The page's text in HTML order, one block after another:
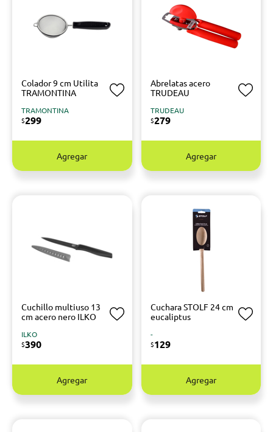
Colador 9 cm Utilita
TRAMONTINA
TRAMONTINA
$299
Agregar
Abrelatas acero
TRUDEAU
TRUDEAU
$279
Agregar
Cuchillo multiuso 13
cm acero nero ILKO
ILKO
$390
Agregar
Cuchara STOLF 24 cm
eucaliptus
-
$129
Agregar